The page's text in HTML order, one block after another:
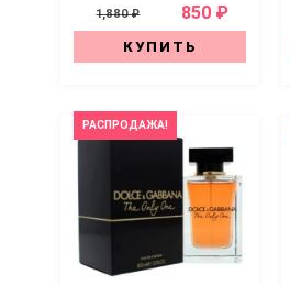
1,880 ₽ 850 ₽
КУПИТЬ
РАСПРОДАЖА!